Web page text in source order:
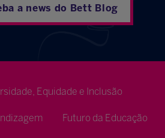
a news do Bett Blog
Equidade e Inclusão
Futuro da Educação